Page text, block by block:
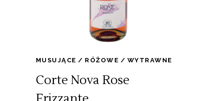
MUSUJĄCE RÓŻOWE WYTRAWNE
Corte Nova Rose